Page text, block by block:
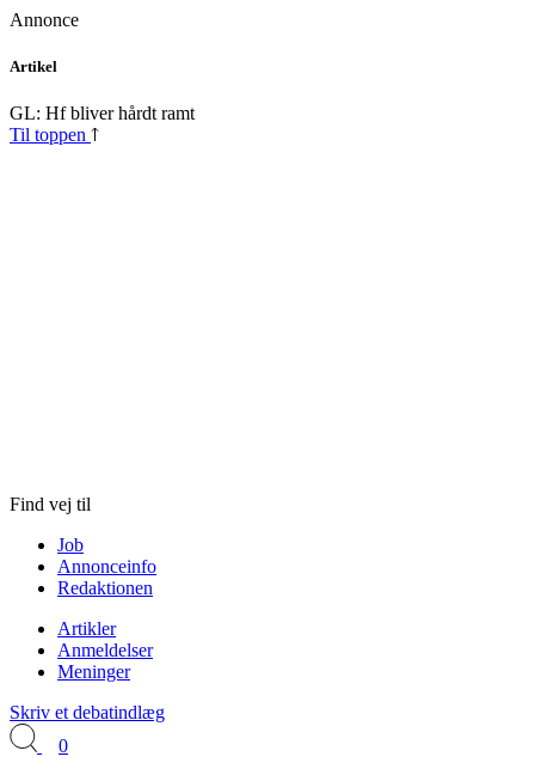
Annonce
Skip
content
Artikel
GL: Hf bliver hårdt ramt
Til toppen
Find vej til
Job
Annonceinfo
Redaktionen
Artikler
Anmeldelser
Meninger
Skriv et debatindlæg
0